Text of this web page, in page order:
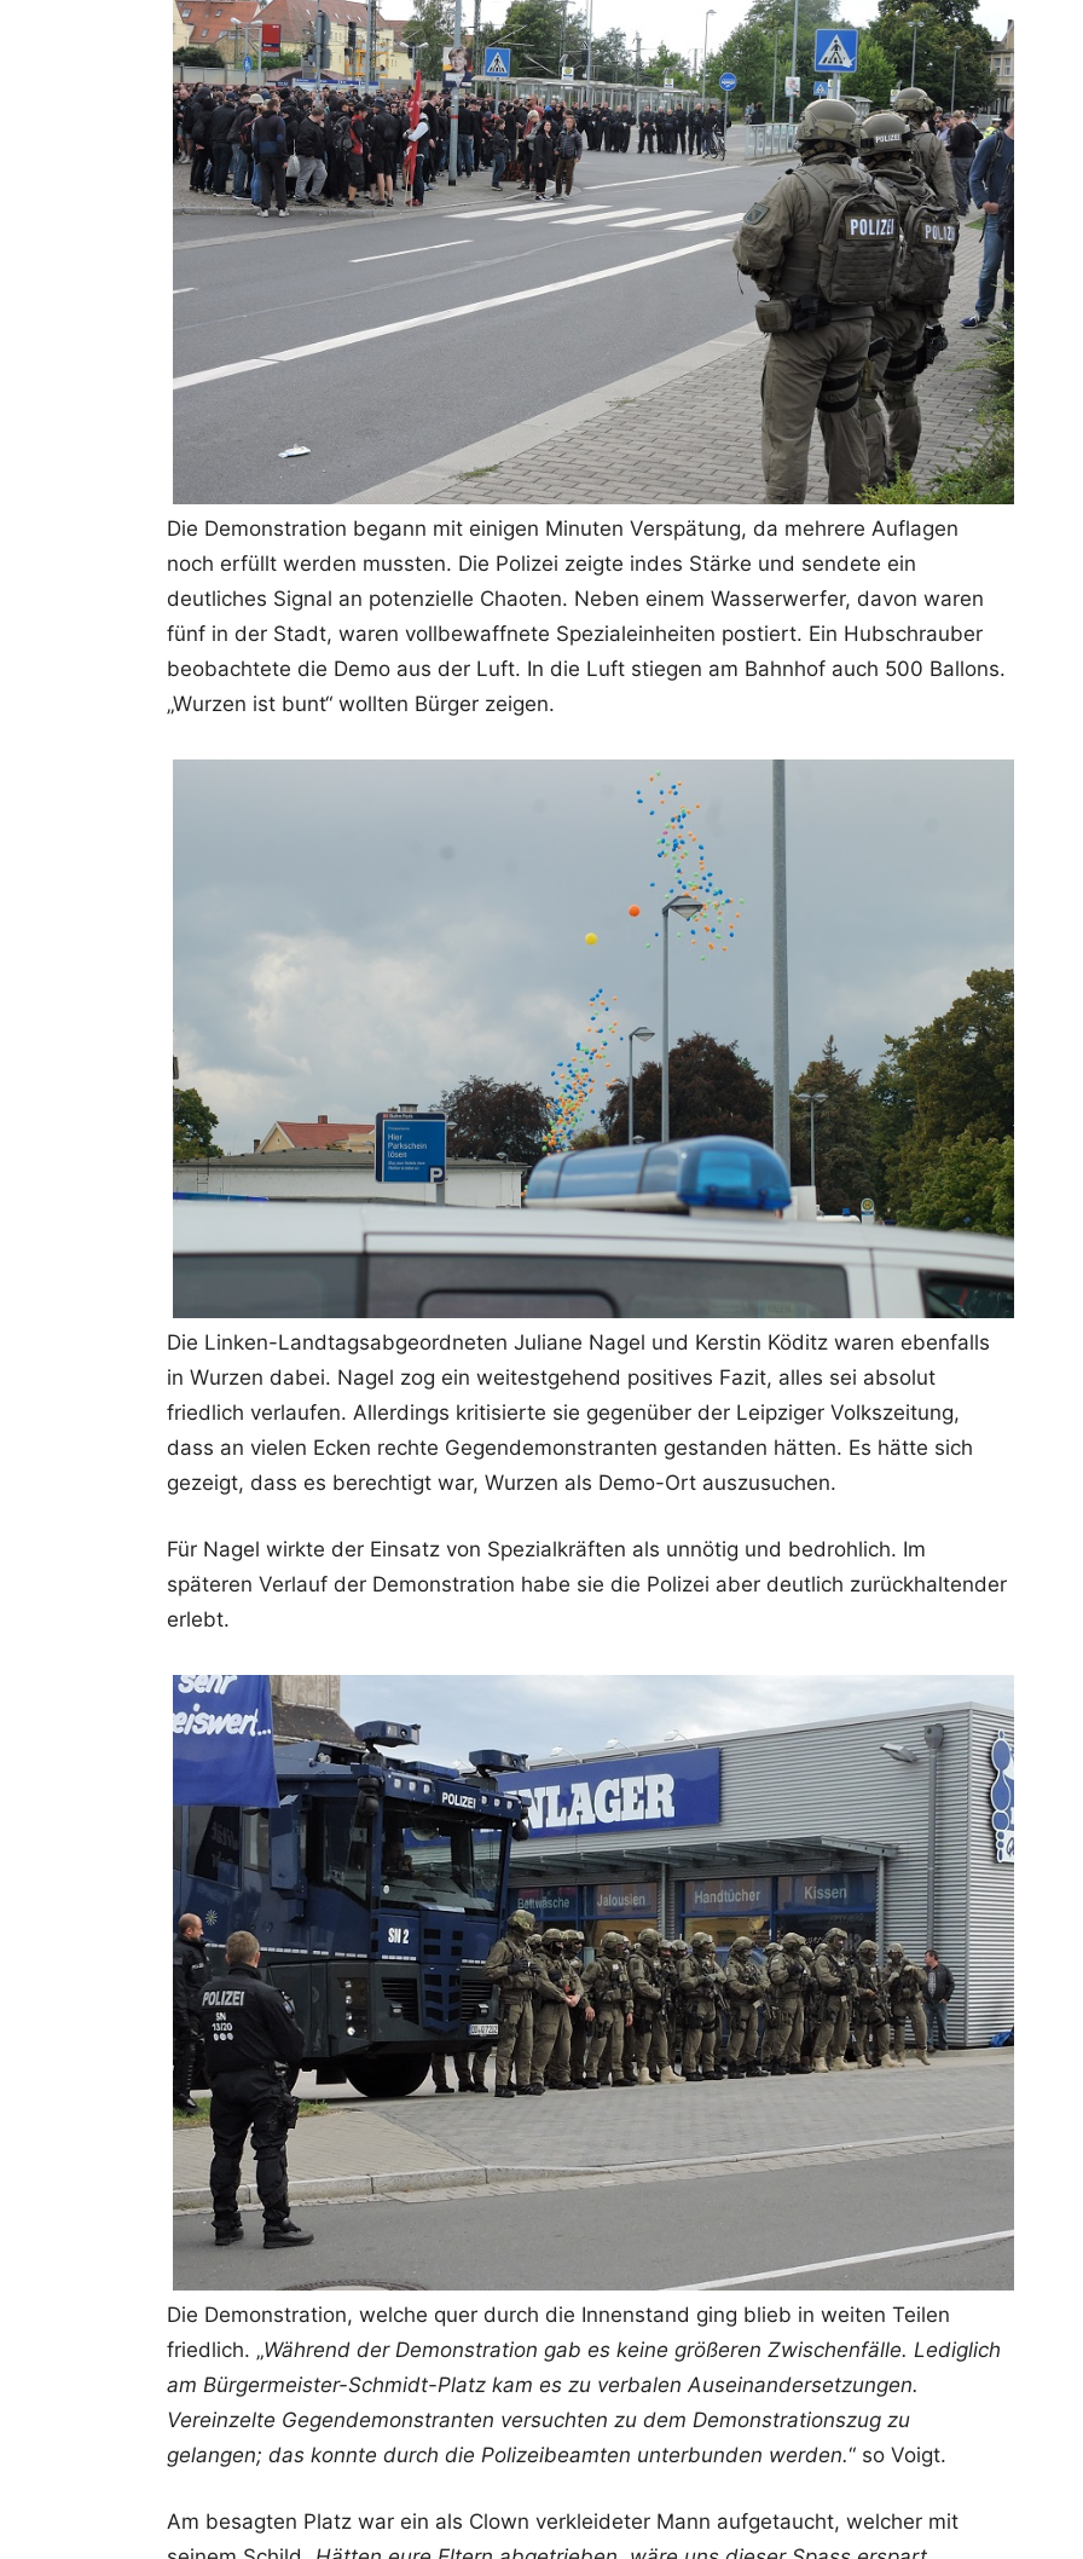
Die Demonstration begann mit einigen Minuten Verspätung, da mehrere Auflagen
noch erfüllt werden mussten. Die Polizei zeigte indes Stärke und sendete ein
deutliches Signal an potenzielle Chaoten. Neben einem Wasserwerfer, davon waren
fünf in der Stadt, waren vollbewaffnete Spezialeinheiten postiert. Ein Hubschrauber
beobachtete die Demo aus der Luft. In die Luft stiegen am Bahnhof auch 500 Ballons.
„Wurzen ist bunt“ wollten Bürger zeigen.
Die Linken-Landtagsabgeordneten Juliane Nagel und Kerstin Köditz waren ebenfalls
in Wurzen dabei. Nagel zog ein weitestgehend positives Fazit, alles sei absolut
friedlich verlaufen. Allerdings kritisierte sie gegenüber der Leipziger Volkszeitung,
dass an vielen Ecken rechte Gegendemonstranten gestanden hätten. Es hätte sich
gezeigt, dass es berechtigt war, Wurzen als Demo-Ort auszusuchen.
Für Nagel wirkte der Einsatz von Spezialkräften als unnötig und bedrohlich. Im
späteren Verlauf der Demonstration habe sie die Polizei aber deutlich zurückhaltender
erlebt.
Die Demonstration, welche quer durch die Innenstand ging blieb in weiten Teilen
friedlich. „Während der Demonstration gab es keine größeren Zwischenfälle. Lediglich
am Bürgermeister-Schmidt-Platz kam es zu verbalen Auseinandersetzungen.
Vereinzelte Gegendemonstranten versuchten zu dem Demonstrationszug zu
gelangen; das konnte durch die Polizeibeamten unterbunden werden.“ so Voigt.
Am besagten Platz war ein als Clown verkleideter Mann aufgetaucht, welcher mit